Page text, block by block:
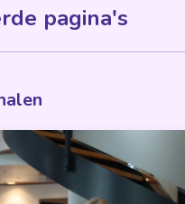
pagina's